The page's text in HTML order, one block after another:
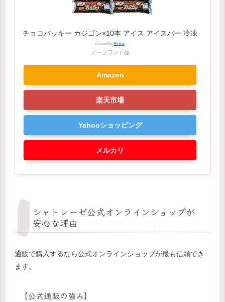
チョコバッキー カジゴン×10本 アイス アイスバー 冷凍
created by Rinker
ノーブランド品
Amazon
楽天市場
Yahooショッピング
メルカリ
シャトレーゼ公式オンラインショップが
安心な理由
通販で購入するなら公式オンラインショップが最も信頼でき
ます。
【公式通販の強み】